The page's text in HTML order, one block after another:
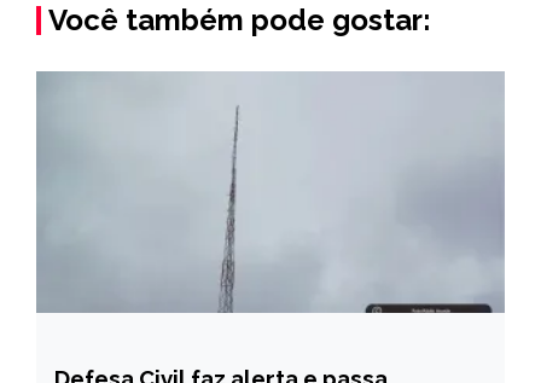
Você também pode gostar:
CAPELINHA